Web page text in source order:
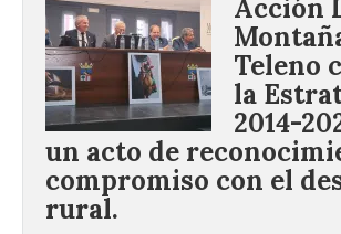
Acción
Teleno
la
2014-
un acto de
compromiso con el
rural.